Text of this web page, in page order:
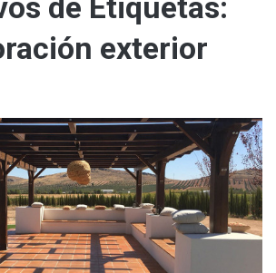
de Etiquetas:
exterior